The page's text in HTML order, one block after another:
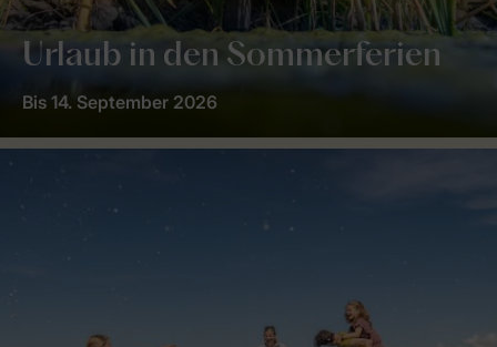
Urlaub in den Sommerferien
Bis 14. September 2026